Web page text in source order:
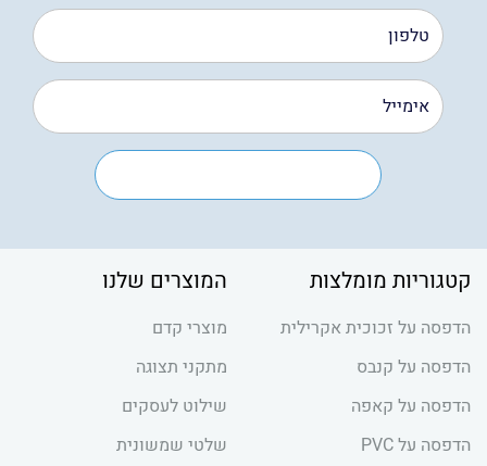
קטגוריות מומלצות
הדפסה על זכוכית אקרילית
הדפסה על קנבס
הדפסה על קאפה
הדפסה על PVC
המוצרים שלנו
מוצרי קדם
מתקני תצוגה
שילוט לעסקים
שלטי שמשונית